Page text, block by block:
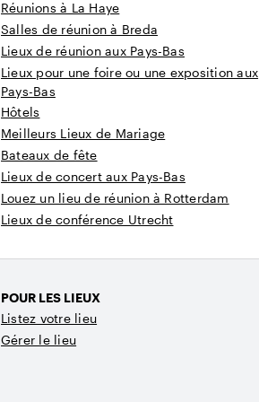
Réunions à La Haye
Salles de réunion à Breda
Lieux de réunion aux Pays-Bas
Lieux pour une foire ou une exposition aux
Pays-Bas
Hôtels
Meilleurs Lieux de Mariage
Bateaux de fête
Lieux de concert aux Pays-Bas
Louez un lieu de réunion à Rotterdam
Lieux de conférence Utrecht
POUR LES LIEUX
Listez votre lieu
Gérer le lieu